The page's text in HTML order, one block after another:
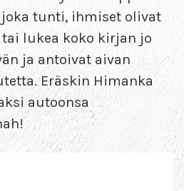
tunti, ihmiset olivat
lukea koko kirjan jo
ja antoivat aivan
Eräskin Himanka
autoonsa